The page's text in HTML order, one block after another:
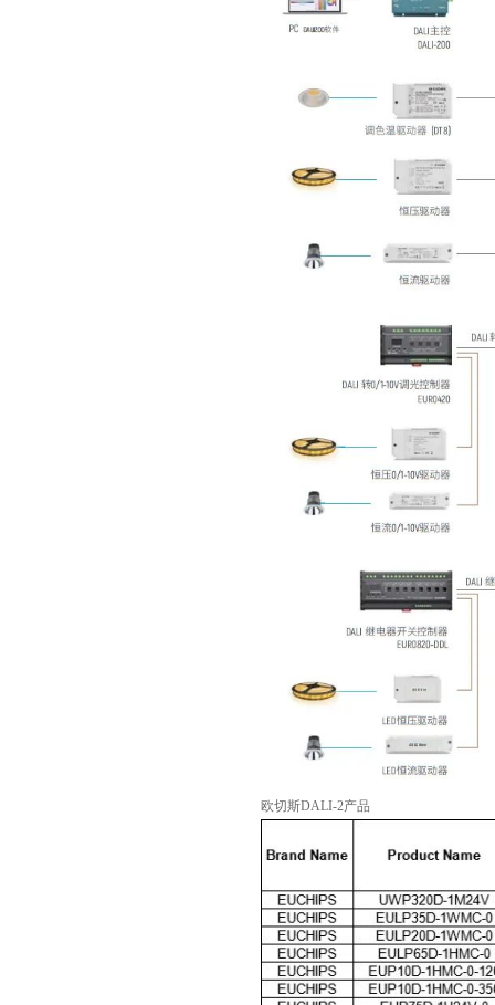
欧切斯DALI-2产品